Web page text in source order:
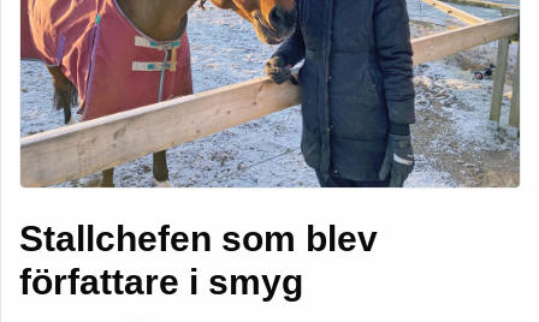
Stallchefen som blev
författare i smyg